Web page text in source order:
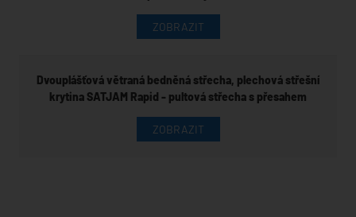
ZOBRAZIT
Dvouplášťová větraná bedněná střecha, plechová střešní
krytina SATJAM Rapid - pultová střecha s přesahem
ZOBRAZIT